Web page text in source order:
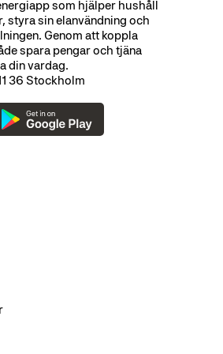
stöd för märken som Honda,
och Polestar.
i bilens system kan
Vi arbetar på en lösning för att
fördelaktigt, så att du kan ladda enligt
spara pengar. Vi jobbar ständigt
som hjälper hushåll
styra sin elanvändning och
Genom att koppla
spara pengar och tjäna
din vardag.
36 Stockholm